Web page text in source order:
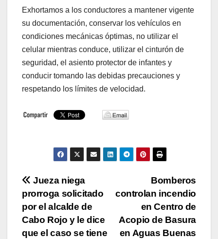
Exhortamos a los conductores a mantener vigente
su documentación, conservar los vehículos en
condiciones mecánicas óptimas, no utilizar el
celular mientras conduce, utilizar el cinturón de
seguridad, el asiento protector de infantes y
conducir tomando las debidas precauciones y
respetando los límites de velocidad.
Navegación
de
entradas
Bomberos
controlan incendio
en Centro de
Acopio de Basura
en Aguas Buenas
Jueza niega
prorroga solicitado
por el alcalde de
Cabo Rojo y le dice
que el caso se tiene